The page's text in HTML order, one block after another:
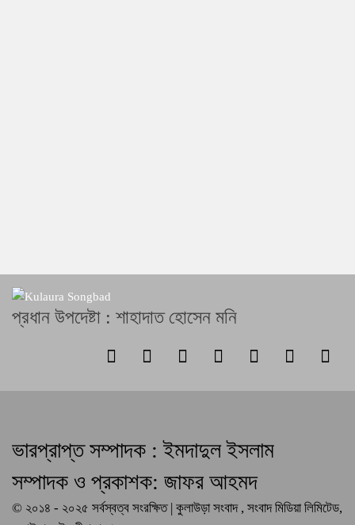
প্রধান উপদেষ্টা : শাহাদাত হোসেন মনি
ভারপ্রাপ্ত সম্পাদক : ইমদাদুল ইসলাম
সম্পাদক ও প্রকাশক: জাফর আহমদ
© ২০১৪ - ২০২৫ সর্বস্বত্ব সংরক্ষিত | কুলাউড়া সংবাদ , সংবাদ মিডিয়া লিমিটেড,